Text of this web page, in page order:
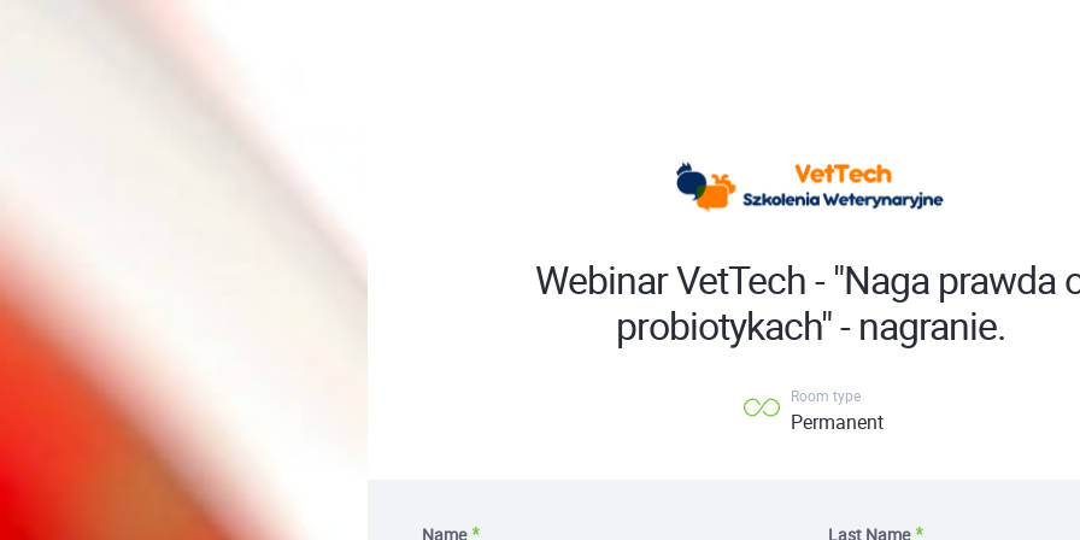
Webinar VetTech - "Naga prawda
probiotykach" - nagranie.
Room type
Permanent
Name Last Name